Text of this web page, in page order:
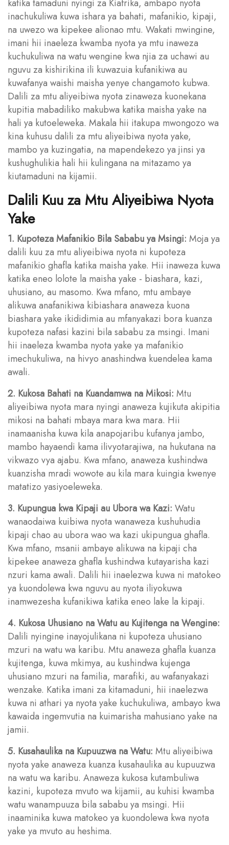
katika tamaduni nyingi za Kiafrika, ambapo nyota
inachukuliwa kuwa ishara ya bahati, mafanikio, kipaji,
na uwezo wa kipekee alionao mtu. Wakati mwingine,
imani hii inaeleza kwamba nyota ya mtu inaweza
kuchukuliwa na watu wengine kwa njia za uchawi au
nguvu za kishirikina ili kuwazuia kufanikiwa au
kuwafanya waishi maisha yenye changamoto kubwa.
Dalili za mtu aliyeibiwa nyota zinaweza kuonekana
kupitia mabadiliko makubwa katika maisha yake na
hali ya kutoeleweka. Makala hii itakupa mwongozo wa
kina kuhusu dalili za mtu aliyeibiwa nyota yake,
mambo ya kuzingatia, na mapendekezo ya jinsi ya
kushughulikia hali hii kulingana na mitazamo ya
kiutamaduni na kijamii.
Dalili Kuu za Mtu Aliyeibiwa Nyota
Yake
1. Kupoteza Mafanikio Bila Sababu ya Msingi: Moja ya
dalili kuu za mtu aliyeibiwa nyota ni kupoteza
mafanikio ghafla katika maisha yake. Hii inaweza kuwa
katika eneo lolote la maisha yake - biashara, kazi,
uhusiano, au masomo. Kwa mfano, mtu ambaye
alikuwa anafanikiwa kibiashara anaweza kuona
biashara yake ikididimia au mfanyakazi bora kuanza
kupoteza nafasi kazini bila sababu za msingi. Imani
hii inaeleza kwamba nyota yake ya mafanikio
imechukuliwa, na hivyo anashindwa kuendelea kama
awali.
2. Kukosa Bahati na Kuandamwa na Mikosi: Mtu
aliyeibiwa nyota mara nyingi anaweza kujikuta akipitia
mikosi na bahati mbaya mara kwa mara. Hii
inamaanisha kuwa kila anapojaribu kufanya jambo,
mambo hayaendi kama ilivyotarajiwa, na hukutana na
vikwazo vya ajabu. Kwa mfano, anaweza kushindwa
kuanzisha mradi wowote au kila mara kuingia kwenye
matatizo yasiyoeleweka.
3. Kupungua kwa Kipaji au Ubora wa Kazi: Watu
wanaodaiwa kuibiwa nyota wanaweza kushuhudia
kipaji chao au ubora wao wa kazi ukipungua ghafla.
Kwa mfano, msanii ambaye alikuwa na kipaji cha
kipekee anaweza ghafla kushindwa kutayarisha kazi
nzuri kama awali. Dalili hii inaelezwa kuwa ni matokeo
ya kuondolewa kwa nguvu au nyota iliyokuwa
inamwezesha kufanikiwa katika eneo lake la kipaji.
4. Kukosa Uhusiano na Watu au Kujitenga na Wengine:
Dalili nyingine inayojulikana ni kupoteza uhusiano
mzuri na watu wa karibu. Mtu anaweza ghafla kuanza
kujitenga, kuwa mkimya, au kushindwa kujenga
uhusiano mzuri na familia, marafiki, au wafanyakazi
wenzake. Katika imani za kitamaduni, hii inaelezwa
kuwa ni athari ya nyota yake kuchukuliwa, ambayo kwa
kawaida ingemvutia na kuimarisha mahusiano yake na
jamii.
5. Kusahaulika na Kupuuzwa na Watu: Mtu aliyeibiwa
nyota yake anaweza kuanza kusahaulika au kupuuzwa
na watu wa karibu. Anaweza kukosa kutambuliwa
kazini, kupoteza mvuto wa kijamii, au kuhisi kwamba
watu wanampuuza bila sababu ya msingi. Hii
inaaminika kuwa matokeo ya kuondolewa kwa nyota
yake ya mvuto au heshima.